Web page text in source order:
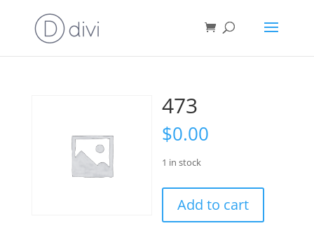
473
$0.00
1 in stock
quantity
Add to cart